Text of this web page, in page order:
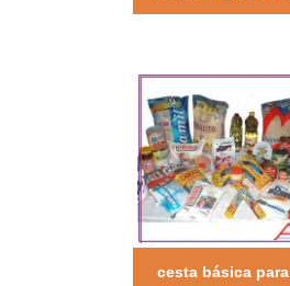
cesta básica para